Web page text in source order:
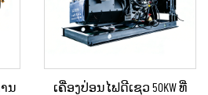
ນ
ເຄື່ອງປ່ອນໄຟດີເຊວ 50KW ທີ່